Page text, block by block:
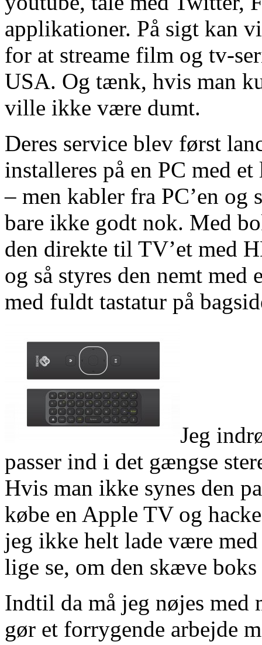
applikationer. På sigt kan
for at streame film og tv-
USA. Og tænk, hvis man
ville ikke være dumt.
Deres service blev først
installeres på en PC med
– men kabler fra PC’en og
bare ikke godt nok. Med
den direkte til TV’et med
og så styres den nemt
med fuldt tastatur på
Jeg
passer ind i det gængse
Hvis man ikke synes den
købe en Apple TV og
jeg ikke helt lade være
lige se, om den skæve
Indtil da må jeg nøjes med
gør et forrygende arbejde